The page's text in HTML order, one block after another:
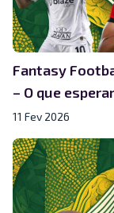
Fantasy
– O que
11 Fev 2026